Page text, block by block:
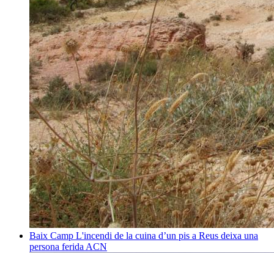
Baix Camp L'incendi de la cuina d’un pis a Reus deixa una
persona ferida ACN